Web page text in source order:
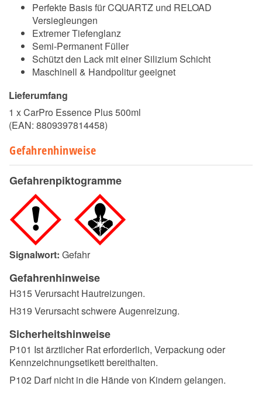
Perfekte Basis für CQUARTZ und RELOAD
Versiegleungen
Extremer Tiefenglanz
Semi-Permanent Füller
Schützt den Lack mit einer Silizium Schicht
Maschinell & Handpolitur geeignet
Lieferumfang
1 x CarPro Essence Plus 500ml
(EAN: 8809397814458)
Gefahrenhinweise
Gefahrenpiktogramme
Signalwort: Gefahr
Gefahrenhinweise
H315 Verursacht Hautreizungen.
H319 Verursacht schwere Augenreizung.
Sicherheitshinweise
P101 Ist ärztlicher Rat erforderlich, Verpackung oder
Kennzeichnungsetikett bereithalten.
P102 Darf nicht in die Hände von Kindern gelangen.